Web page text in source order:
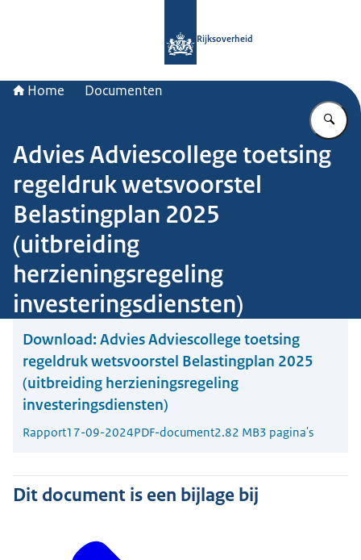
Rijksoverheid
Home Documenten
Advies Adviescollege toetsing
regeldruk wetsvoorstel
Belastingplan 2025
(uitbreiding
herzieningsregeling
investeringsdiensten)
Download: Advies Adviescollege toetsing
regeldruk wetsvoorstel Belastingplan 2025
(uitbreiding herzieningsregeling
investeringsdiensten)
Rapport17-09-2024PDF-document2.82 MB3 pagina's
Dit document is een bijlage bij